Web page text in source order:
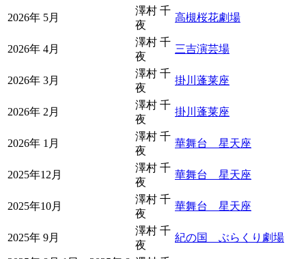
2026年 5月
澤村 千
夜
高槻桜花劇場
2026年 4月
澤村 千
夜
三吉演芸場
2026年 3月
澤村 千
夜
掛川蓬莱座
2026年 2月
澤村 千
夜
掛川蓬莱座
2026年 1月
澤村 千
夜
華舞台 星天座
2025年12月
澤村 千
夜
華舞台 星天座
2025年10月
澤村 千
夜
華舞台 星天座
2025年 9月
澤村 千
夜
紀の国 ぶらくり劇場